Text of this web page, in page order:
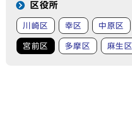
区役所
川崎区 幸区 中原区
宮前区 多摩区 麻生区